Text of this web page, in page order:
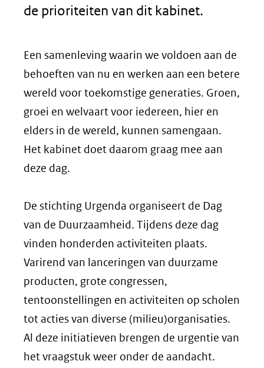
de prioriteiten van dit kabinet.
Een samenleving waarin we voldoen aan de
behoeften van nu en werken aan een betere
wereld voor toekomstige generaties. Groen,
groei en welvaart voor iedereen, hier en
elders in de wereld, kunnen samengaan.
Het kabinet doet daarom graag mee aan
deze dag.
De stichting Urgenda organiseert de Dag
van de Duurzaamheid. Tijdens deze dag
vinden honderden activiteiten plaats.
Varirend van lanceringen van duurzame
producten, grote congressen,
tentoonstellingen en activiteiten op scholen
tot acties van diverse (milieu)organisaties.
Al deze initiatieven brengen de urgentie van
het vraagstuk weer onder de aandacht.